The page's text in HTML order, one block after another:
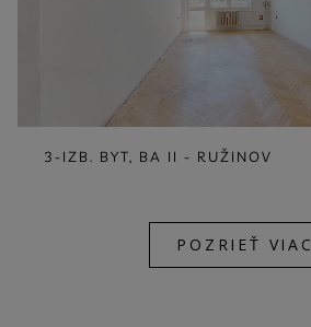
3-IZB. BYT, BA II - RUŽINOV
POZRIEŤ VIAC